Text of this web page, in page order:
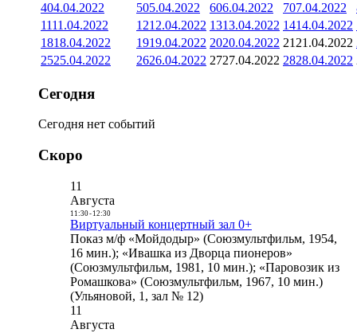
404.04.2022 505.04.2022 606.04.2022 707.04.2022
1111.04.2022 1212.04.2022 1313.04.2022 1414.04.2022
1818.04.2022 1919.04.2022 2020.04.2022 21 21.04.2022
2525.04.2022 2626.04.2022 2727.04.2022 2828.04.2022
Сегодня
Сегодня нет событий
Скоро
11
Августа
11:30- 12:30
Виртуальный концертный зал 0+
Показ м/ф «Мойдодыр» (Союзмультфильм, 1954,
16 мин.); «Ивашка из Дворца пионеров»
(Союзмультфильм, 1981, 10 мин.); «Паровозик из
Ромашкова» (Союзмультфильм, 1967, 10 мин.)
(Ульяновой, 1, зал № 12)
11
Августа